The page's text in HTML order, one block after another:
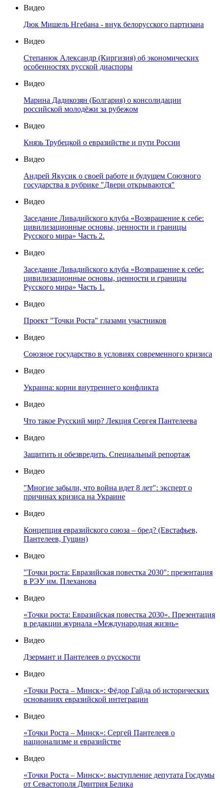
Видео
Дюк Мишель Нгебана - внук белорусского партизана
Видео
Степанюк Александр (Киргизия) об экономических
особенностях русской диаспоры
Видео
Марина Дадикозян (Болгария) о консолидации
российской молодёжи за рубежом
Видео
Князь Трубецкой о евразийстве и пути России
Видео
Андрей Якусик о своей работе и будущем Союзного
государства в рубрике "Двери открываются"
Видео
Заседание Ливадийского клуба «Возвращение к себе:
цивилизационные основы, ценности и границы
Русского мира» Часть 2.
Видео
Заседание Ливадийского клуба «Возвращение к себе:
цивилизационные основы, ценности и границы
Русского мира» Часть 1.
Видео
Проект "Точки Роста" глазами участников
Видео
Союзное государство в условиях современного кризиса
Видео
Украина: корни внутреннего конфликта
Видео
Что такое Русский мир? Лекция Сергея Пантелеева
Видео
Защитить и обезвредить. Специальный репортаж
Видео
"Многие забыли, что война идет 8 лет": эксперт о
причинах кризиса на Украине
Видео
Концепция евразийского союза – бред? (Евстафьев,
Пантелеев, Гущин)
Видео
"Точки роста: Евразийская повестка 2030": презентация
в РЭУ им. Плеханова
Видео
«Точки роста: Евразийская повестка 2030». Презентация
в редакции журнала «Международная жизнь»
Видео
Дзермант и Пантелеев о русскости
Видео
«Точки Роста – Минск»: Фёдор Гайда об исторических
основаниях евразийской интеграции
Видео
«Точки Роста – Минск»: Сергей Пантелеев о
национализме и евразийстве
Видео
«Точки Роста – Минск»: выступление депутата Госдумы
от Севастополя Дмитрия Белика